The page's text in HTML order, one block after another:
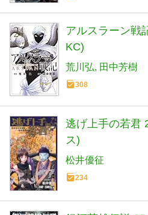
アルスラーン戦
KC)
荒川弘 田中芳樹
308
逃げ上手の若君
ス)
松井優征
234